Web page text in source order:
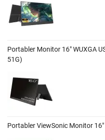
Portabler Monitor 16" WUXGA
51G)
Portabler ViewSonic Monitor